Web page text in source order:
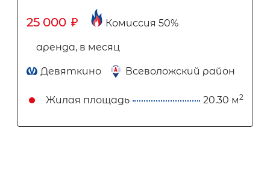
25 000 ₽ Комиссия 50%
аренда, в месяц
Девяткино Всеволожский район
Жилая площадь 20.30 м2